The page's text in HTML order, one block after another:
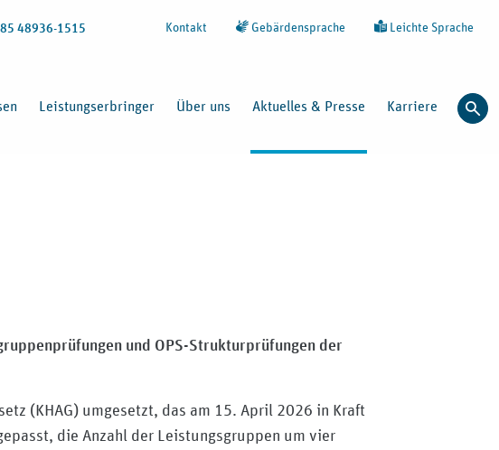
48936-1515 Kontakt Gebärdensprache Leichte Sprache
Leistungserbringer Über uns Aktuelles & Presse Karriere
und OPS-Strukturprüfungen der
(KHAG) umgesetzt, das am 15. April 2026 in Kraft
die Anzahl der Leistungsgruppen um vier